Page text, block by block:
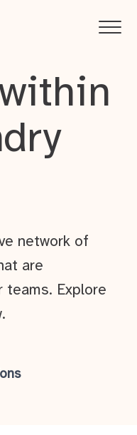
network of
are
teams. Explore